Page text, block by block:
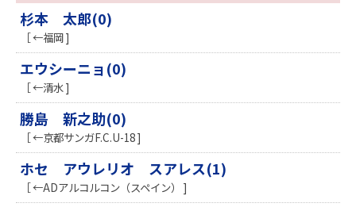
杉本 太郎(0)
［ ←福岡 ]
エウシーニョ(0)
［ ←清水 ]
勝島 新之助(0)
［ ←京都サンガF.C.U-18 ]
ホセ アウレリオ スアレス(1)
［ ←ADアルコルコン（スペイン） ]